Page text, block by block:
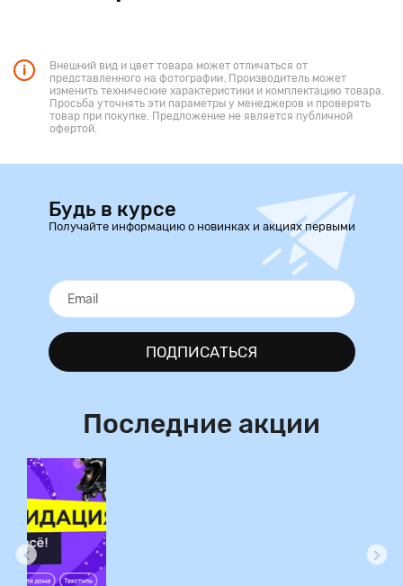
Внешний вид и цвет товара может отличаться от
представленного на фотографии. Производитель может
изменить технические характеристики и комплектацию товара.
Просьба уточнять эти параметры у менеджеров и проверять
товар при покупке. Предложение не является публичной
офертой.
Будь в курсе
Получайте информацию о новинках и акциях первыми
ПОДПИСАТЬСЯ
Последние акции